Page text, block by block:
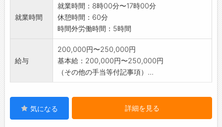
就業時間
就業時間：8時00分〜17時00分
休憩時間：60分
時間外労働時間：5時間
給与
200,000円〜250,000円
基本給：200,000円〜250,000円
（その他の手当等付記事項）...
気になる 詳細を見る